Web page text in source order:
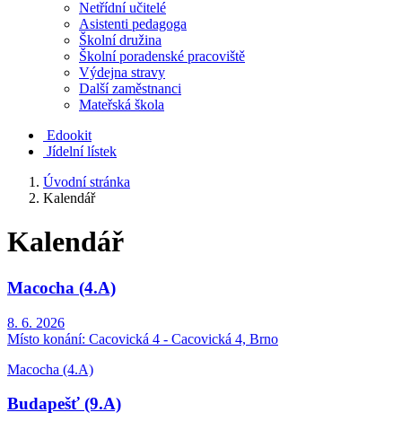
Netřídní učitelé
Asistenti pedagoga
Školní družina
Školní poradenské pracoviště
Výdejna stravy
Další zaměstnanci
Mateřská škola
Edookit
Jídelní lístek
Úvodní stránka
Kalendář
Kalendář
Macocha (4.A)
8. 6. 2026
Místo konání: Cacovická 4 - Cacovická 4, Brno
Macocha (4.A)
Budapešť (9.A)